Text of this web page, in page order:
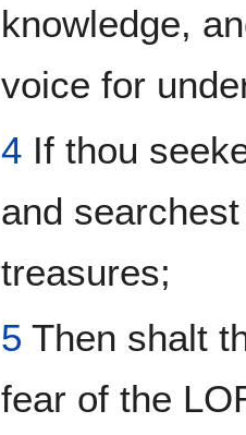
knowledge,
voice for
4 If thou
and
treasures;
5 Then shalt
fear of the